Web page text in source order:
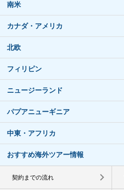
南米
カナダ・アメリカ
北欧
フィリピン
ニュージーランド
パプアニューギニア
中東・アフリカ
おすすめ海外ツアー情報
契約までの流れ